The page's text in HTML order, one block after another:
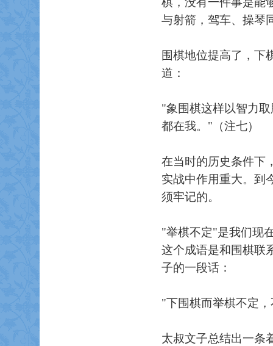
与射箭，驾车、操琴
围棋地位提高了，下
道：
"象围棋这样以智力
都在我。"（注七）
在当时的历史条件下
实战中作用重大。到
须牢记的。
"举棋不定"是我们现
这个成语是和围棋联
子的一段话：
"下围棋而举棋不定
太叔文子总结出一条